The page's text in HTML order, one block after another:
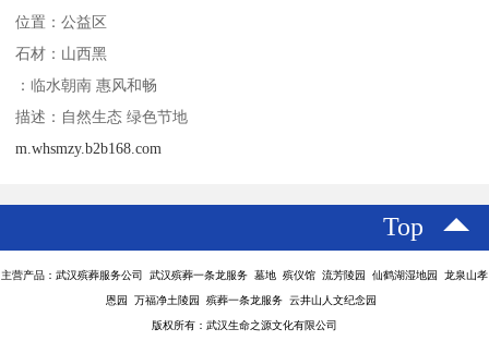
位置：公益区
石材：山西黑
：临水朝南 惠风和畅
描述：自然生态 绿色节地
m.whsmzy.b2b168.com
Top
主营产品：武汉殡葬服务公司 武汉殡葬一条龙服务 墓地 殡仪馆 流芳陵园 仙鹤湖湿地园 龙泉山孝
恩园 万福净土陵园 殡葬一条龙服务 云井山人文纪念园
版权所有：武汉生命之源文化有限公司